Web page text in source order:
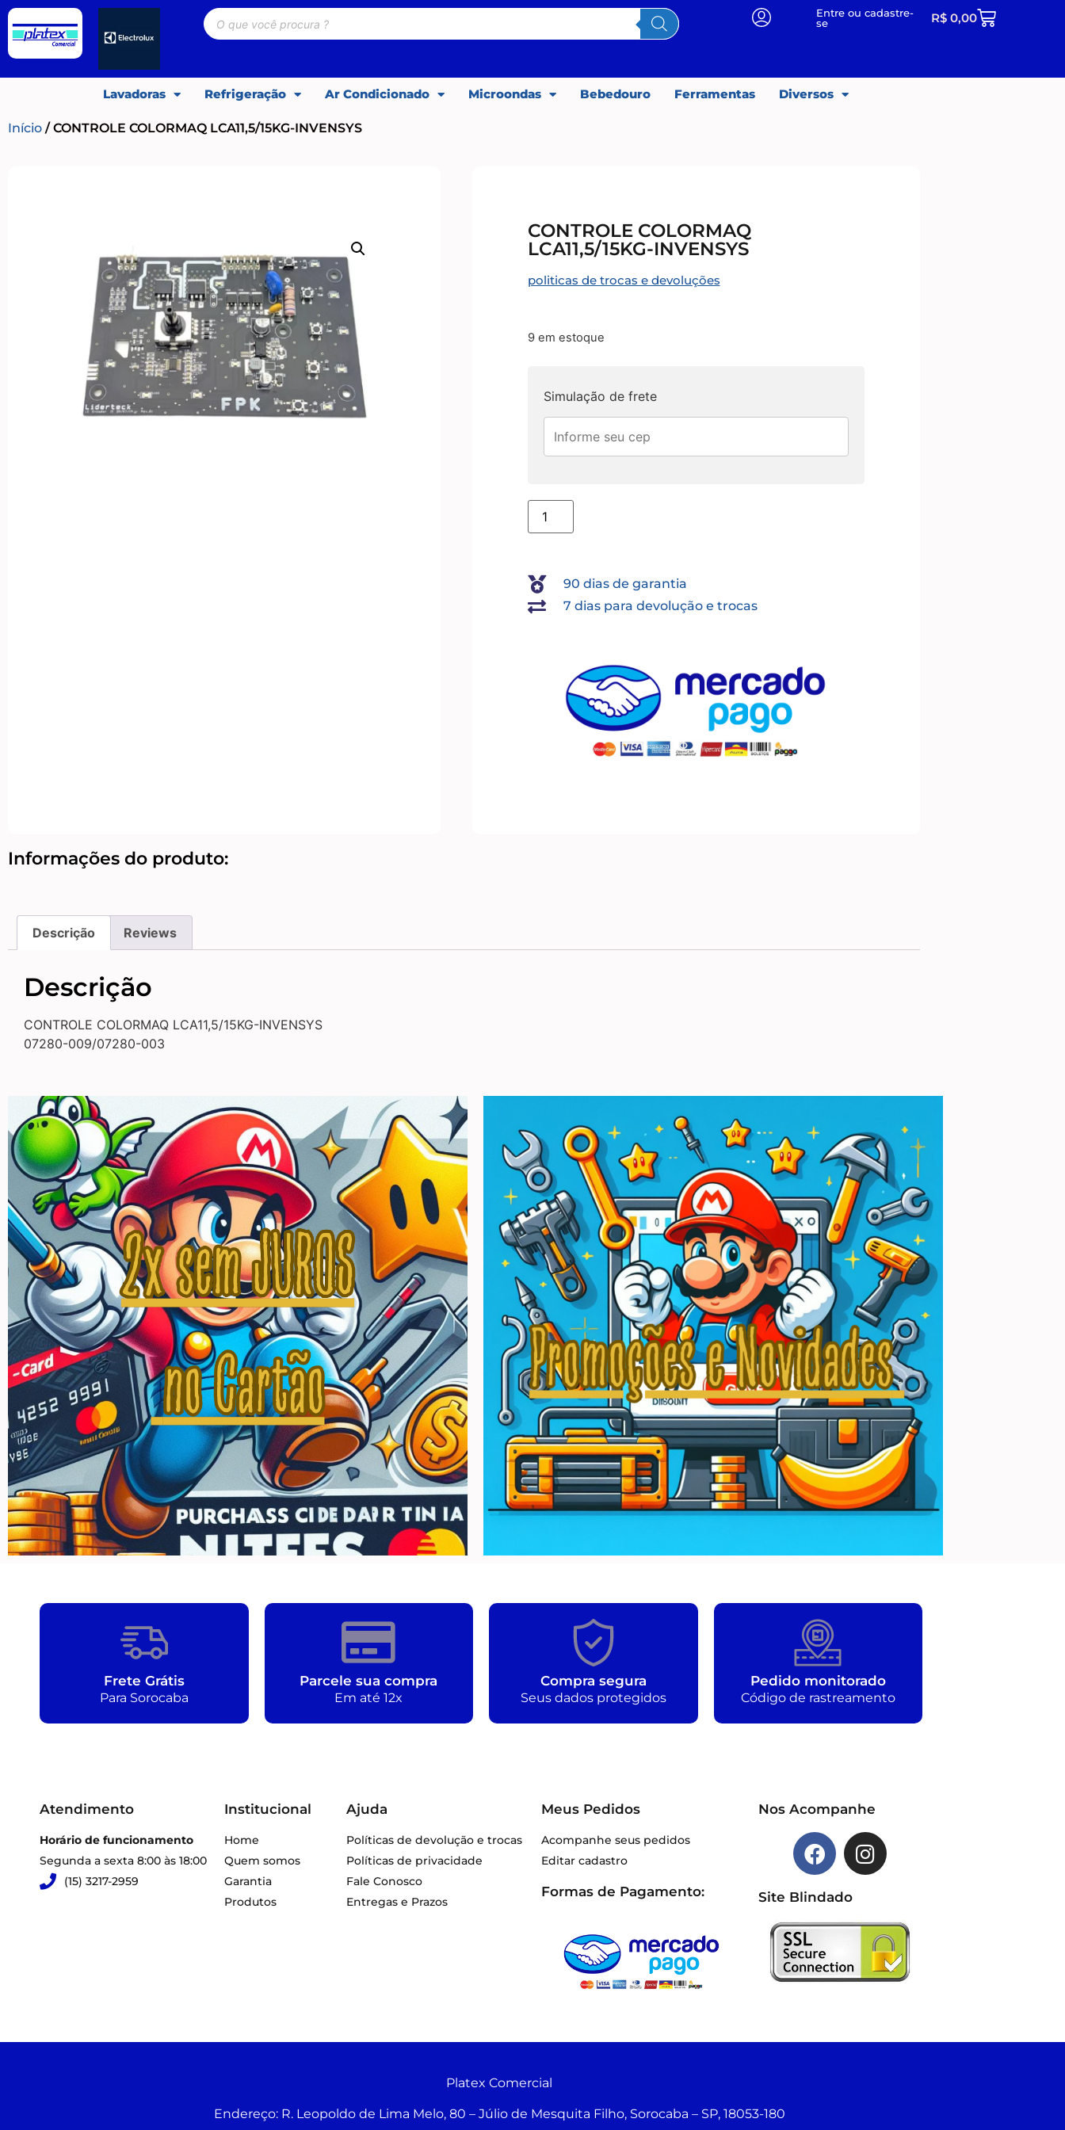
Entre ou cadastre-
se
R$0,00
Lavadoras Refrigeração Ar Condicionado Microondas Bebedouro Ferramentas Diversos
Início / CONTROLE COLORMAQ LCA11,5/15KG-INVENSYS
CONTROLE COLORMAQ
LCA11,5/15KG-INVENSYS
politicas de trocas e devoluções
9 em estoque
Simulação de frete
90 dias de garantia
7 dias para devolução e trocas
Informações do produto:
Descrição Reviews
Descrição
CONTROLE COLORMAQ LCA11,5/15KG-INVENSYS
07280-009/07280-003
Frete Grátis
Para Sorocaba
Parcele sua compra
Em até 12x
Compra segura
Seus dados protegidos
Pedido monitorado
Código de rastreamento
Atendimento
Horário de funcionamento
Segunda a sexta 8:00 às 18:00
(15) 3217-2959
Institucional
Home
Quem somos
Garantia
Produtos
Ajuda
Políticas de devolução e trocas
Políticas de privacidade
Fale Conosco
Entregas e Prazos
Meus Pedidos
Acompanhe seus pedidos
Editar cadastro
Formas de Pagamento:
Nos Acompanhe
Site Blindado
Platex Comercial
Endereço: R. Leopoldo de Lima Melo, 80 – Júlio de Mesquita Filho, Sorocaba – SP, 18053-180